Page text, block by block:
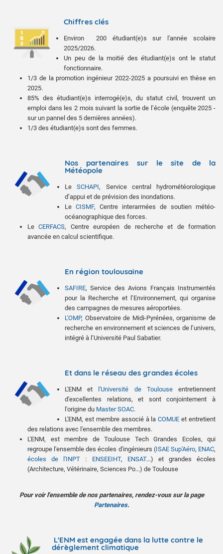
Chiffres clés
Environ 200 étudiant(e)s sur l'année scolaire
2025/2026.
Un peu de la moitié des étudiant(e)s ont le statut
fonctionnaire.
1/3 de la promotion ingénieur 2022-2025 a poursuivi en thèse en
2025.
85% des étudiant(e)s interrogé(e)s, du statut civil, trouvent un
emploi dans les 2 mois suivant la sortie de l’école (enquête 2025 -
sur un pannel des 5 dernières années).
1/3 des étudiant(e)s sont des femmes.
Nos partenaires sur le site de la
Météopole
LeSCHAPI, Service central hydrométéorologique
d’appui et de prévision des inondations.
Le CISMF, Centre interarmées de soutien météo-
océanographique des forces.
LeCERFACS, Centre européen de recherche et de formation
avancée en calcul scientifique.
En région toulousaine
SAFIRE, Service des Avions Français Instrumentés
pour la Recherche et l’Environnement, qui organise
des campagnes de mesures aéroportées.
L'OMP, Observatoire de Midi-Pyrénées, organisme de
recherche en environnement et sciences de l’univers,
intégré à l’Université Paul Sabatier.
Et dans le réseau des grandes écoles
L'ENM et l'Université de Toulouseentretiennent
d'excellentes relations, et sont conjointement à
l'origine du Master SOAC.
L'ENM, est membre associé à laCOMUE et entretient
des relations avec l'ensemble des membres.
L'ENM, est membre de Toulouse Tech Grandes Ecoles, qui
regroupe l'ensemble des écoles d'ingénieurs (ISAE Sup'Aéro, ENAC,
écoles de l'INPT : ENSEEIHT, ENSAT...) et grandes écoles
(Architecture, Vétérinaire, Sciences Po...) de Toulouse
Pour voir l'ensemble de nos partenaires, rendez-vous sur la page
Partenaires.
L'ENM est engagée dans la lutte contre le
dérèglement climatique